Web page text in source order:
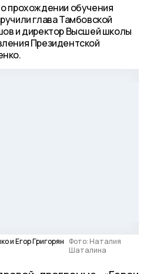
прохождении обучения
глава Тамбовской
и директор Высшей школы
Президентской
и Егор Григорян Фото: Наталия
Шаталина